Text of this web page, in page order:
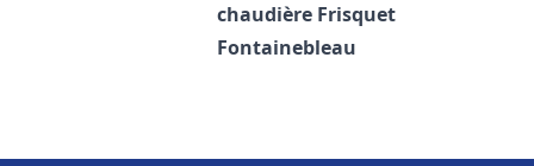
chaudière Frisquet
Fontainebleau